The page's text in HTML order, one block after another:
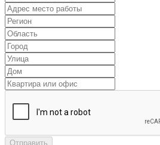
Отправить